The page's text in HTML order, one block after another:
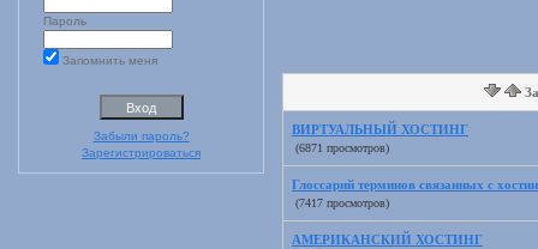
Пароль
Запомнить меня
Забыли пароль?
Зарегистрироваться
ВИРТУАЛЬНЫЙ ХОСТИНГ
(6871 просмотров)
Глоссарий терминов связанных с
(7417 просмотров)
АМЕРИКАНСКИЙ ХОСТИНГ